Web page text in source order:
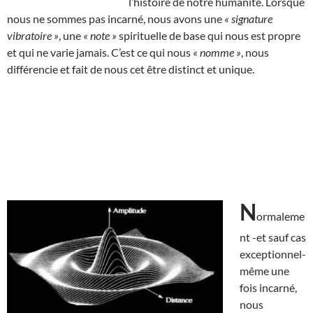
nous ne sommes pas incarné, nous avons une « signature
vibratoire » , une « note » spirituelle de base qui nous est propre
et qui ne varie jamais. C’est ce qui nous « nomme » , nous
différencie et fait de nous cet être distinct et unique.
Normaleme
nt -et sauf cas
exceptionnel-
même une
fois incarné,
nous